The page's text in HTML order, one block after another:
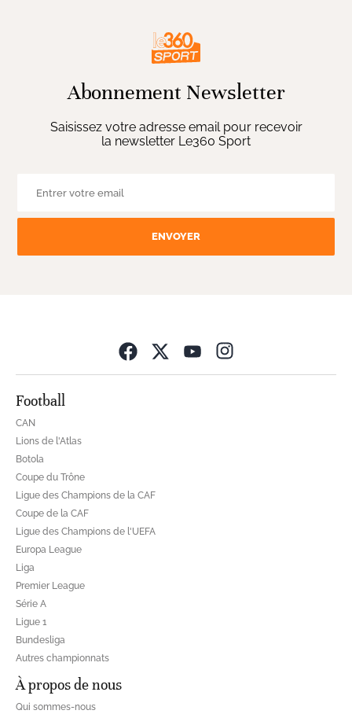
Abonnement Newsletter
Saisissez votre adresse email pour recevoir
la newsletter Le360 Sport
ENVOYER
Football
CAN
Lions de l'Atlas
Botola
Coupe du Trône
Ligue des Champions de la CAF
Coupe de la CAF
Ligue des Champions de l'UEFA
Europa League
Liga
Premier League
Série A
Ligue 1
Bundesliga
Autres championnats
À propos de nous
Qui sommes-nous